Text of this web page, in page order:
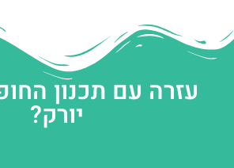
עזרה עם תכנון
יורק?